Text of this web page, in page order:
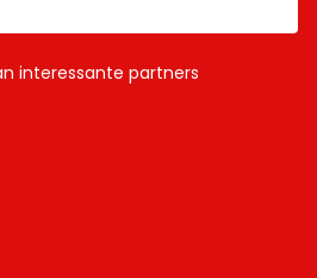
interessante partners